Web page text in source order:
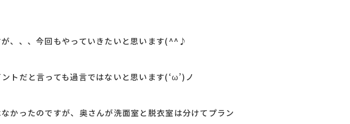
、、、今回もやっていきたいと思います(^^♪
トだと言っても過言ではないと思います(‘ω’)ノ
かったのですが、奥さんが洗面室と脱衣室は分けてプラン